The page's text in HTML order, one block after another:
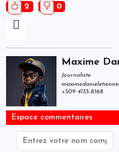
2 0
Maxime
Journaliste
+509 4133-8168
Espace commentaires